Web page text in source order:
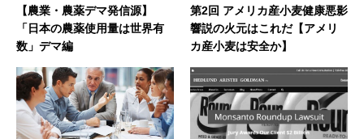
【農業・農薬デマ発信源】
「日本の農薬使用量は世界有
数」デマ編
第2回 アメリカ産小麦健康悪影
響説の火元はこれだ【アメリ
カ産小麦は安全か】